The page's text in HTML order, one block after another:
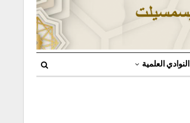
النوادي العلمية